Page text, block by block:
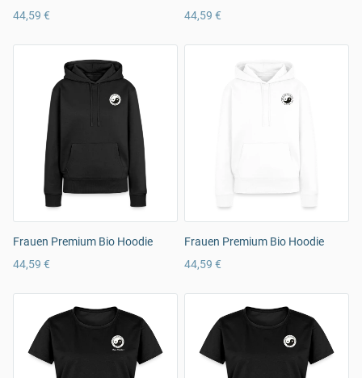
44,59 €
44,59 €
Frauen Premium Bio Hoodie
44,59 €
Frauen Premium Bio Hoodie
44,59 €